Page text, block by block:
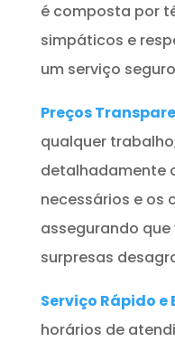
é composta por
simpáticos e
um serviço
Preços
qualquer
detalhadamente
necessários e os
assegurando
surpresas
Serviço Rápido e
horários de